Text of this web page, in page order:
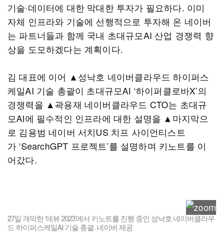
기술·데이터에 대한 막대한 투자가 필요하다. 이미
자체 인프라와 기술에 선행적으로 투자해 온 네이버
는 파트너들과 함께 국내 초대규모AI 산업 경쟁력 향
상을 도모하겠다는 계획이다.
김 대표에 이어 ▲성낙호 네이버클라우드 하이퍼스
케일AI 기술 총괄이 초대규모AI ‘하이퍼클로바X’의
경쟁력을 ▲곽용재 네이버클라우드 CTO는 초대규
모AI에 필수적인 인프라에 대한 설명을 ▲마지막으
로 김용범 네이버 서치US 치프 사이언티스트
가 ‘SearchGPT 프로젝트’를 설명하며 키노트를 이
어갔다.
27일 개막한 ‘데뷰 2023’에서 키노트를 진행 중인 성낙호 네이버클라우
드 하이퍼스케일AI 기술 총괄. 네이버 제공